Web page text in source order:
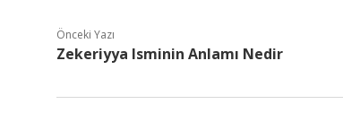
Önceki Yazı
Zekeriyya Isminin Anlamı Nedir